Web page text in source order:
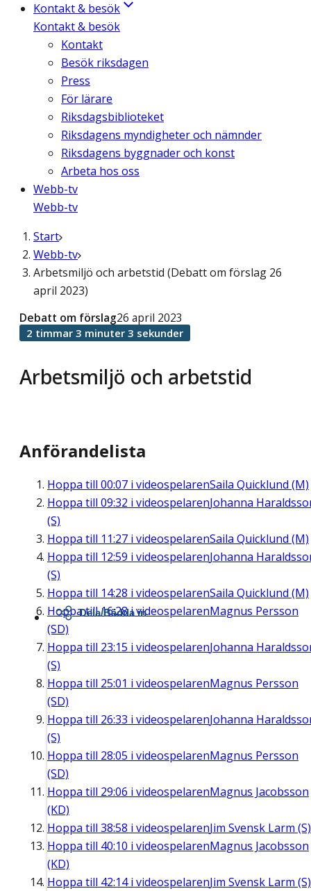
Kontakt & besök
Kontakt & besök
Kontakt
Besök riksdagen
Press
För lärare
Riksdagsbiblioteket
Riksdagens myndigheter och nämnder
Riksdagens byggnader och konst
Arbeta hos oss
Webb-tv
Webb-tv
Start
Webb-tv
Arbetsmiljö och arbetstid (Debatt om förslag 26
april 2023)
Arbetsmiljö och arbetstid
Debatt om förslag26 april 2023
2 timmar 3 minuter 3 sekunder
Anförandelista
Hoppa till 00:07 i videospelarenSaila Quicklund (M)
Hoppa till 09:32 i videospelarenJohanna
(S)
Hoppa till 11:27 i videospelarenSaila Quicklund (M)
Hoppa till 12:59 i videospelarenJohanna
(S)
Hoppa till 14:28 i videospelarenSaila Quicklund (M)
Hoppa till16:28i videospelarenMagnus Persson
(SD)
Hoppa till 23:15 i videospelarenJohanna
(S)
Hoppa till 25:01 i videospelarenMagnus Persson
(SD)
Hoppa till 26:33 i videospelarenJohanna
(S)
Hoppa till 28:05 i videospelarenMagnus Persson
(SD)
Hoppa till 29:06 i videospelarenMagnus Jacobsson
(KD)
Hoppa till 38:58 i videospelarenJim Svensk Larm (S)
Hoppa till 40:10 i videospelarenMagnus Jacobsson
(KD)
Hoppa till 42:14i videospelarenJim Svensk Larm (S)
Dela/Bädda in